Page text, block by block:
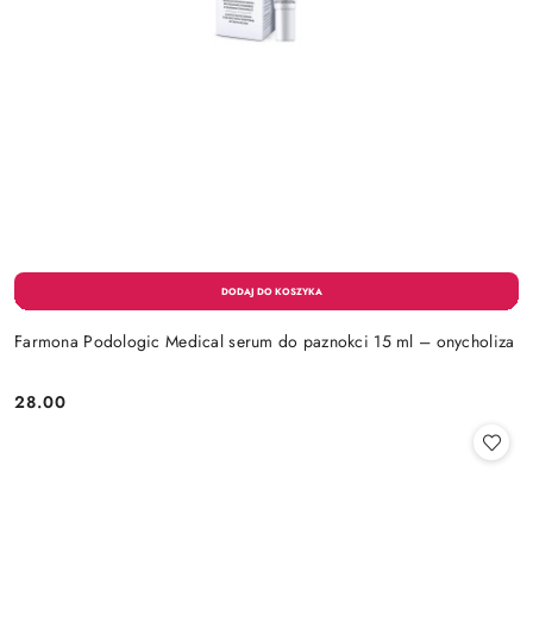
Farmona Podologic Medical serum do paznokci 15 ml – onycholiza
Cena:
28.00